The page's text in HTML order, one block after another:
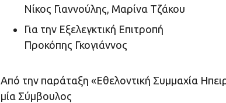
Νίκος Γιαννούλης, Μαρίνα Τζάκου
Για την Εξελεγκτική Επιτροπή
Προκόπης Γκογιάννος
Από την παράταξη «Εθελοντική Συμμαχία
μία Σύμβουλος